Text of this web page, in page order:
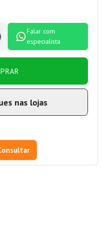
Falar com
especialista
nas lojas